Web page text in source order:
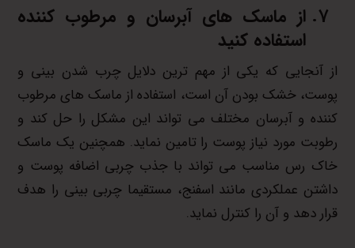
از ماسک های آبرسان و مرطوب کننده
استفاده کنید
از آنجایی که یکی از مهم ترین دلایل چرب شدن بینی و
پوست، خشک بودن آن است، استفاده از ماسک های مرطوب
کننده و آبرسان مختلف می تواند این مشکل را حل کند و
رطوبت مورد نیاز پوست را تامین نماید. همچنین یک ماسک
خاک رس مناسب می تواند با جذب چربی اضافه پوست و
داشتن عملکردی مانند اسفنج، مستقیما چربی بینی را هدف
قرار دهد و آن را کنترل نماید.